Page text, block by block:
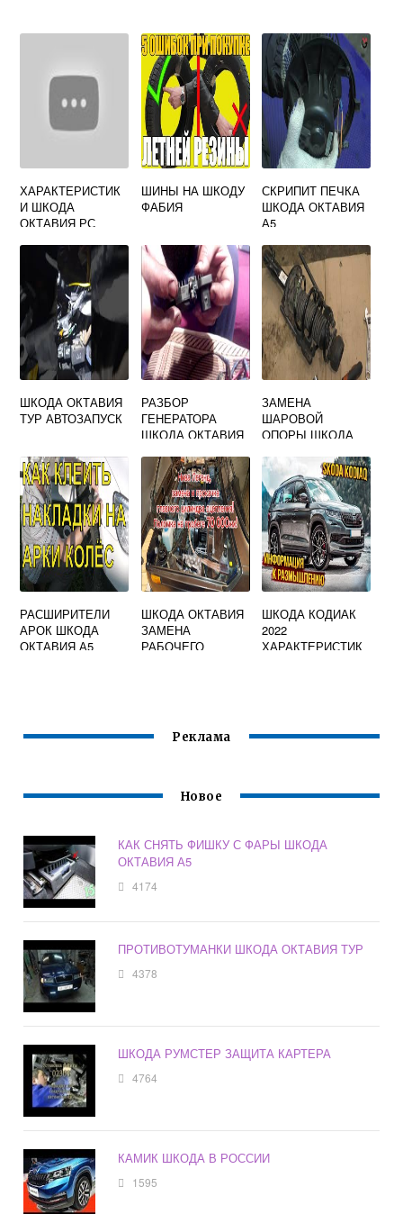
ХАРАКТЕРИСТИК
И ШКОДА
ОКТАВИЯ РС
ШИНЫ НА ШКОДУ
ФАБИЯ
СКРИПИТ ПЕЧКА
ШКОДА ОКТАВИЯ
А5
ШКОДА ОКТАВИЯ
ТУР АВТОЗАПУСК
РАЗБОР
ГЕНЕРАТОРА
ШКОДА ОКТАВИЯ
ЗАМЕНА
ШАРОВОЙ
ОПОРЫ ШКОДА
РАСШИРИТЕЛИ
АРОК ШКОДА
ОКТАВИЯ А5
ШКОДА ОКТАВИЯ
ЗАМЕНА
РАБОЧЕГО
ШКОДА КОДИАК
2022
ХАРАКТЕРИСТИК
Реклама
Новое
КАК СНЯТЬ ФИШКУ С ФАРЫ ШКОДА
ОКТАВИЯ А5
4174
ПРОТИВОТУМАНКИ ШКОДА ОКТАВИЯ ТУР
4378
ШКОДА РУМСТЕР ЗАЩИТА КАРТЕРА
4764
КАМИК ШКОДА В РОССИИ
1595